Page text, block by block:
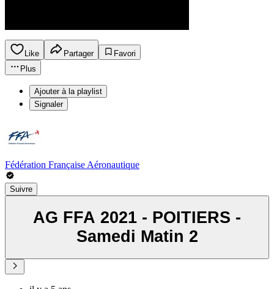
Like Partager
Favori
Plus
Ajouter à la playlist
Signaler
Fédération Française Aéronautique
Suivre
AG FFA 2021 - POITIERS -
Samedi Matin 2